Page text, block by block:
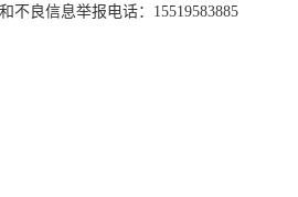
不良信息举报电话：15519583885